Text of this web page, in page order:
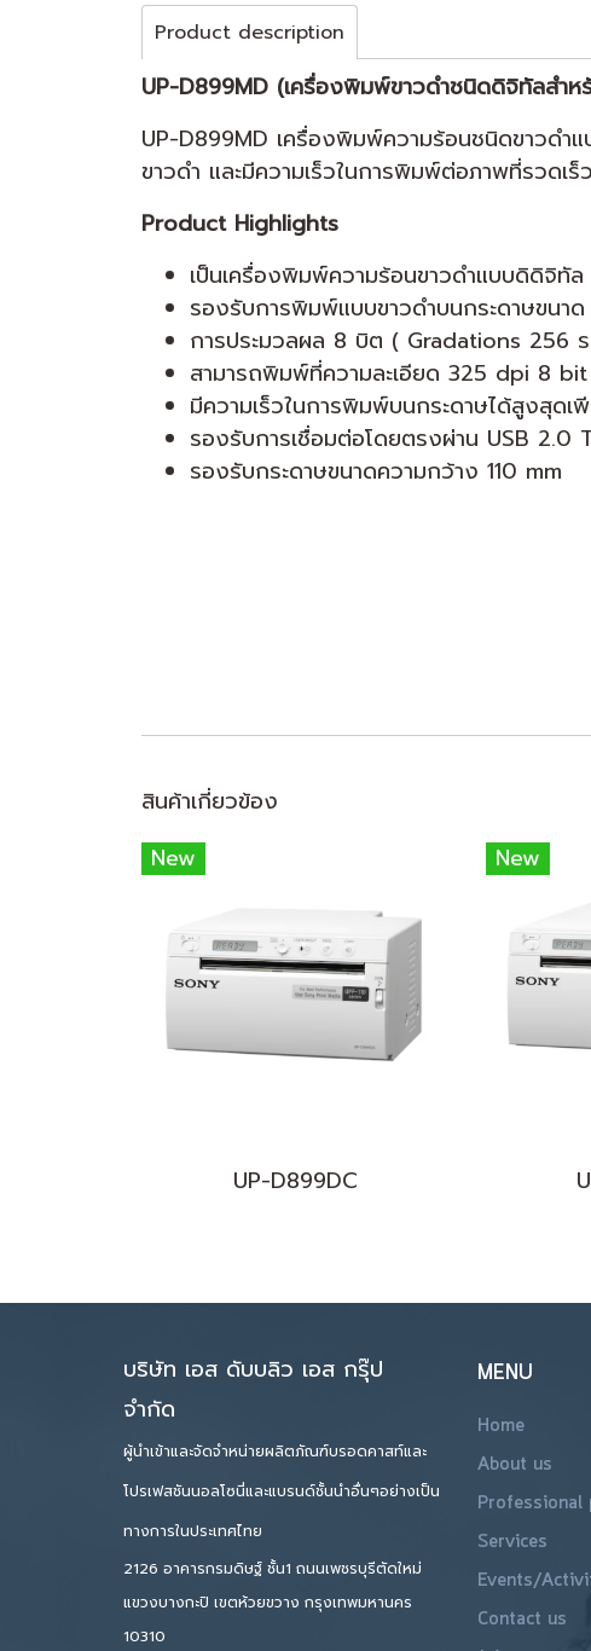
Product description
UP-D899MD (เครื่องพิมพ์ขาวดำชนิดดิจิทัลสำห
UP-D899MD เครื่องพิมพ์ความร้อนชนิดขาวด
ขาวดำ และมีความเร็วในการพิมพ์ต่อภาพที่รวดเร็
Product Highlights
เป็นเครื่องพิมพ์ความร้อนขาวดำแบบดิดิจิ
รองรับการพิมพ์แบบขาวดำบนกระดาษขนา
การประมวลผล 8 บิต ( Gradations 256
สามารถพิมพ์ที่ความละเอียด 325 dpi 8
มีความเร็วในการพิมพ์บนกระดาษได้สูงสุดเ
รองรับการเชื่อมต่อโดยตรงผ่าน USB 2.0
รองรับกระดาษขนาดความกว้าง 110 mm
สินค้าเกี่ยวข้อง
New
UP-D899DC
New
บริษัท เอส ดับบลิว เอส กรุ๊ป
จำกัด
ผู้นำเข้าและจัดจำหน่ายผลิตภัณฑ์บรอดคาสท์และ
โปรเฟสชันนอลโซนี่และแบรนด์ชั้นนำอื่นๆอย่างเป็น
ทางการในประเทศไทย
2126 อาคารกรมดิษฐ์ ชั้น1 ถนนเพชรบุรีตัดใหม่
แขวงบางกะปิ เขตห้วยขวาง กรุงเทพมหานคร
10310
MENU
Home
About us
Professional
Services
Events/
Contact us